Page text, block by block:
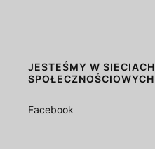
JESTEŚMY W SIECIACH
SPOŁECZNOŚCIOWYCH
Facebook